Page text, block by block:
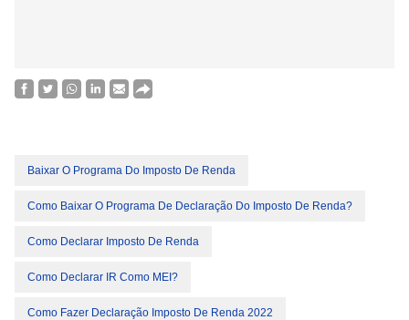
Baixar O Programa Do Imposto De Renda
Como Baixar O Programa De Declaração Do Imposto De Renda?
Como Declarar Imposto De Renda
Como Declarar IR Como MEI?
Como Fazer Declaração Imposto De Renda 2022